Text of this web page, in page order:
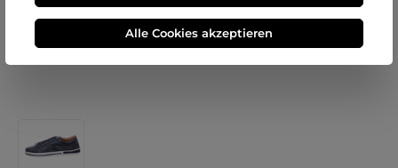
Alle Cookies akzeptieren